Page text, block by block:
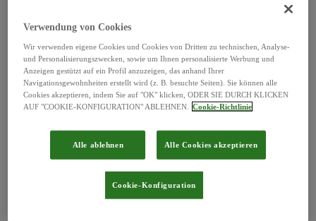
Serbische Bohnensuppe
Texas-Topf
Rindfleisch Nudel-Topf
Reistopf mit Fleischklößchen
Weiße Bohnen-Eintopf
Graupen-Topf
Linsentopf mit Schweinefleisch
Möhren-Eintopf mit Fleischbällchen
Erbsen-Eintopf mit Fleischbällchen
Spätzletopf mit Linsen
Verwendung von Cookies
Wir verwenden eigene Cookies und Cookies von Dritten zu technischen, Analyse-
und Personalisierungszwecken, sowie um Ihnen personalisierte Werbung und
Anzeigen gestützt auf ein Profil anzuzeigen, das anhand Ihrer
Navigationsgewohnheiten erstellt wird (z. B. besuchte Seiten). Sie können alle
Cookies akzeptieren, indem Sie auf "OK" klicken, ODER SIE DURCH KLICKEN
AUF "COOKIE-KONFIGURATION" ABLEHNEN.
Cookie-Richtlinie
Alle ablehnen Alle Cookies akzeptieren
Cookie-Konfiguration